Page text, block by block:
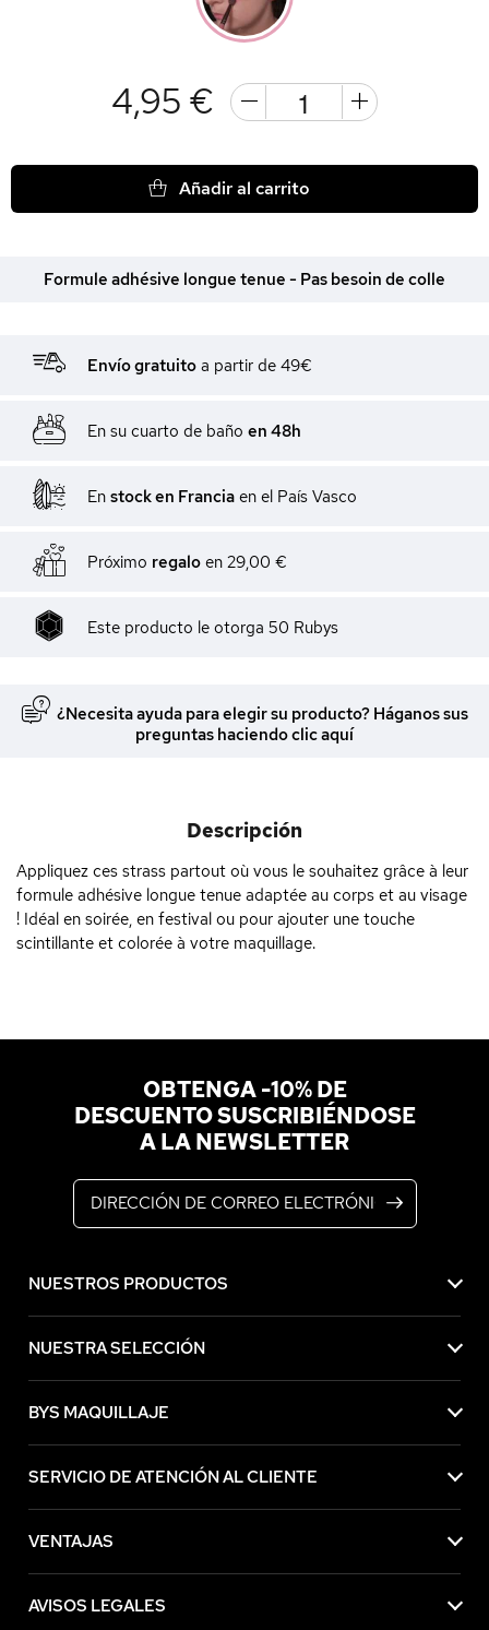
4,95 €
Añadir al carrito
Formule adhésive longue tenue - Pas besoin de colle
Envío gratuito a partir de 49€
En su cuarto de baño en 48h
En stock en Francia en el País Vasco
Próximo regalo en 29,00 €
Este producto le otorga 50 Rubys
¿Necesita ayuda para elegir su producto? Háganos sus
preguntas haciendo clic aquí
Descripción
Appliquez ces strass partout où vous le souhaitez grâce à leur
formule adhésive longue tenue adaptée au corps et au visage
! Idéal en soirée, en festival ou pour ajouter une touche
scintillante et colorée à votre maquillage.
OBTENGA -10% DE
DESCUENTO SUSCRIBIÉNDOSE
A LA NEWSLETTER
NUESTROS PRODUCTOS
NUESTRA SELECCIÓN
BYS MAQUILLAJE
SERVICIO DE ATENCIÓN AL CLIENTE
VENTAJAS
AVISOS LEGALES